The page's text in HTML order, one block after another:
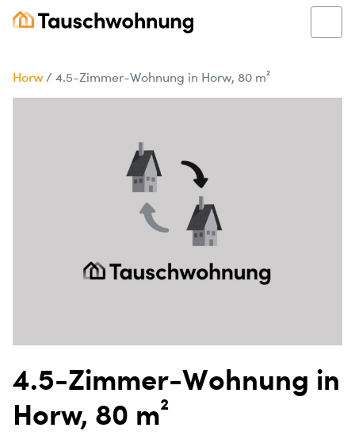
Horw / 4.5-Zimmer-Wohnung in Horw, 80 m²
4.5-Zimmer-Wohnung in
Horw, 80 m²